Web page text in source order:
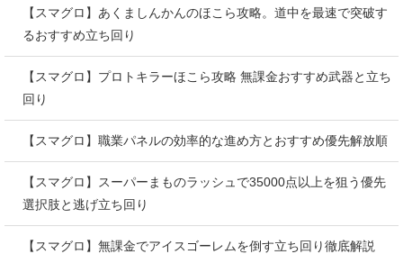
【スマグロ】あくましんかんのほこら攻略。道中を最速で突破す
るおすすめ立ち回り
【スマグロ】プロトキラーほこら攻略 無課金おすすめ武器と立ち
回り
【スマグロ】職業パネルの効率的な進め方とおすすめ優先解放順
【スマグロ】スーパーまものラッシュで35000点以上を狙う優先
選択肢と逃げ立ち回り
【スマグロ】無課金でアイスゴーレムを倒す立ち回り徹底解説